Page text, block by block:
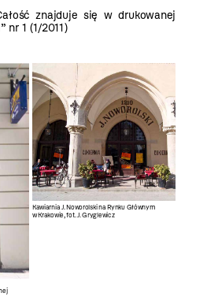
znajduje się w drukowanej
nr 1 (1/2011)
Kawiarnia J. Noworolski na Rynku Głównym
w Krakowie, fot. J. Gryglewicz